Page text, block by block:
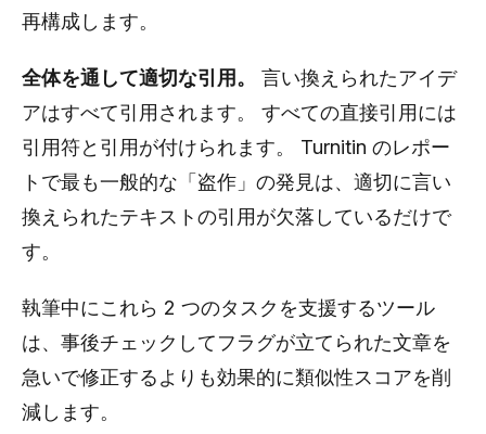
再構成します。
全体を通して適切な引用。
言い換えられたアイデ
アはすべて引用されます。 すべての直接引用には
引用符と引用が付けられます。 Turnitin のレポー
トで最も一般的な「盗作」の発見は、適切に言い
換えられたテキストの引用が欠落しているだけで
す。
執筆中にこれら 2 つのタスクを支援するツール
は、事後チェックしてフラグが立てられた文章を
急いで修正するよりも効果的に類似性スコアを削
減します。